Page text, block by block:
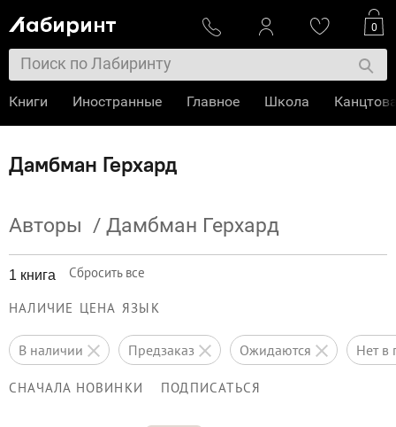
Дамбман Герхард
Авторы / Дамбман Герхард
1 книга Сбросить все
НАЛИЧИЕ ЦЕНА ЯЗЫК
в наличии предзаказ ожидаются нет
СНАЧАЛА НОВИНКИ ПОДПИСАТЬСЯ
0
Книги Иностранные Главное Школа